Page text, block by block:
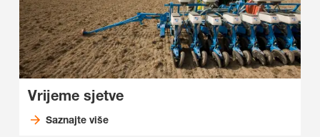
Vrijeme sjetve
Saznajte više